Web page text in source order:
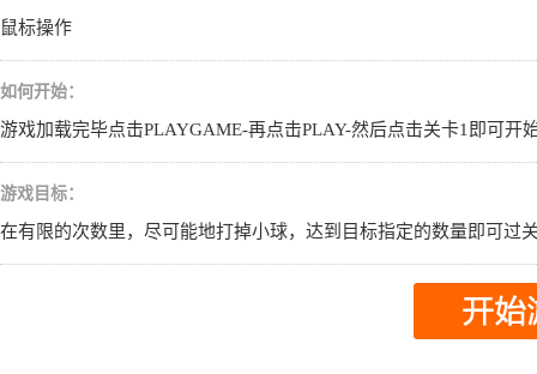
鼠标操作
如何开始：
游戏加载完毕点击PLAYGAME-再点击PLAY-然后点击关卡1即可开
游戏目标：
在有限的次数里，尽可能地打掉小球，达到目标指定的数量即可过